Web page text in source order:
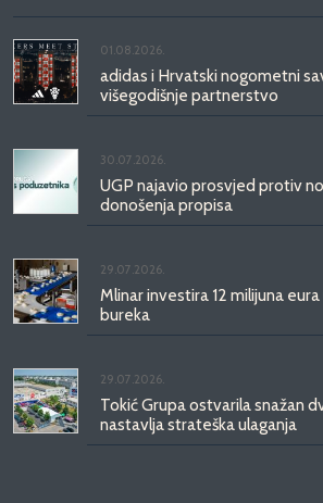
01.08.2026.
adidas i Hrvatski nogometni
višegodišnje partnerstvo
30.07.2026.
UGP najavio prosvjed protiv
donošenja propisa
29.07.2026.
Mlinar investira 12 milijuna
bureka
29.07.2026.
Tokić Grupa ostvarila snažan
nastavlja strateška ulaganja